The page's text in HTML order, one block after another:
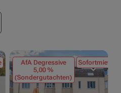
AfA Degressive
5,00 %
(Sondergutachten)
Sofortmiete